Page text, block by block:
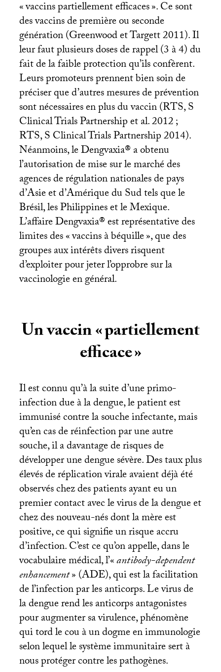
«vaccins partiellement efficaces». Ce sont
des vaccins de première ou seconde
génération (Greenwood et Targett 2011). Il
leur faut plusieurs doses de rappel (3 à 4) du
fait de la faible protection qu’ils confèrent.
Leurs promoteurs prennent bien soin de
préciser que d’autres mesures de prévention
sont nécessaires en plus du vaccin (RTS, S
Clinical Trials Partnership et al. 2012;
RTS, S Clinical Trials Partnership 2014).
Néanmoins, le Dengvaxia® a obtenu
l’autorisation de mise sur le marché des
agences de régulation nationales de pays
d’Asie et d’Amérique du Sud tels que le
Brésil, les Philippines et le Mexique.
L’affaire Dengvaxia® est représentative des
limites des «vaccins à béquille», que des
groupes aux intérêts divers risquent
d’exploiter pour jeter l’opprobre sur la
vaccinologie en général.
Un vaccin «partiellement
efficace»
Il est connu qu’à la suite d’une primo-
infection due à la dengue, le patient est
immunisé contre la souche infectante, mais
qu’en cas de réinfection par une autre
souche, il a davantage de risques de
développer une dengue sévère. Des taux plus
élevés de réplication virale avaient déjà été
observés chez des patients ayant eu un
premier contact avec le virus de la dengue et
chez des nouveau-nés dont la mère est
positive, ce qui signifie un risque accru
d’infection. C’est ce qu’on appelle, dans le
vocabulaire médical, l’«antibody-dependent
enhancement» (ADE), qui est la facilitation
de l’infection par les anticorps. Le virus de
la dengue rend les anticorps antagonistes
pour augmenter sa virulence, phénomène
qui tord le cou à un dogme en immunologie
selon lequel le système immunitaire sert à
nous protéger contre les pathogènes.